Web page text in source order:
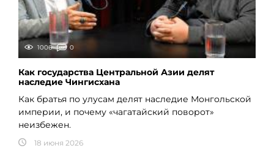
1006 0
Как государства Центральной Азии делят
наследие Чингисхана
Как братья по улусам делят наследие Монгольской
империи, и почему «чагатайский поворот»
неизбежен.
18 июня 2026